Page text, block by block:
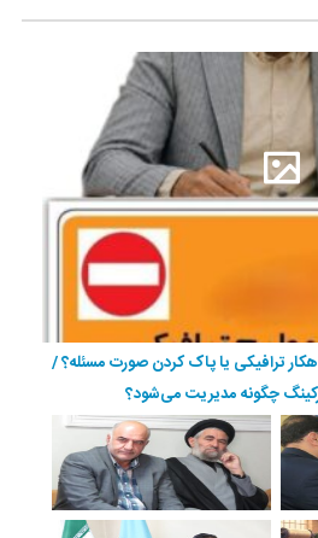
ترافیکی یا پاک کردن صورت مسئله؟ /
چگونه مدیریت می‌شود؟